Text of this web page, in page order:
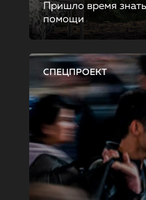
Пришло время
помощи
СПЕЦПРОЕКТ